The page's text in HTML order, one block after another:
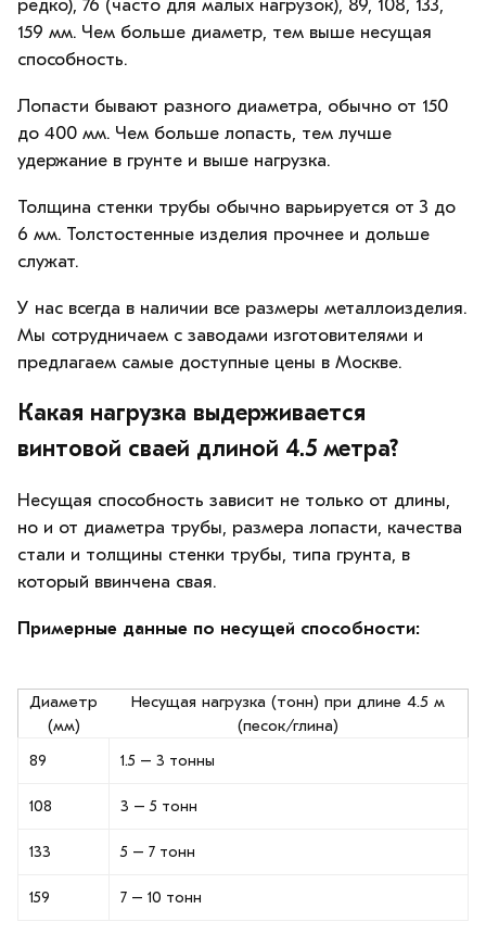
редко), 76 (часто для малых нагрузок), 89, 108, 133,
159 мм. Чем больше диаметр, тем выше несущая
способность.
Лопасти бывают разного диаметра, обычно от 150
до 400 мм. Чем больше лопасть, тем лучше
удержание в грунте и выше нагрузка.
Толщина стенки трубы обычно варьируется от 3 до
6 мм. Толстостенные изделия прочнее и дольше
служат.
У нас всегда в наличии все размеры металлоизделия.
Мы сотрудничаем с заводами изготовителями и
предлагаем самые доступные цены в Москве.
Какая нагрузка выдерживается
винтовой сваей длиной 4.5 метра?
Несущая способность зависит не только от длины,
но и от диаметра трубы, размера лопасти, качества
стали и толщины стенки трубы, типа грунта, в
который ввинчена свая.
Примерные данные по несущей способности:
Диаметр
(мм)
Несущая нагрузка (тонн) при длине 4.5 м
(песок/глина)
89 1.5 – 3 тонны
108 3 – 5 тонн
133 5 – 7 тонн
159 7 – 10 тонн